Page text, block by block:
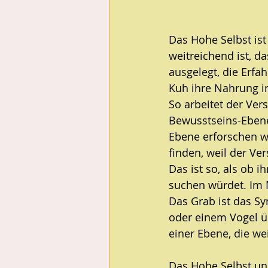
Das Hohe Selbst
weitreichend ist,
ausgelegt, die
Kuh ihre Nahrung
So arbeitet der
Bewusstseins-
Ebene erforschen
finden, weil der
Das ist so, als ob
suchen würdet. Im
Das Grab ist das
oder einem Vogel
einer Ebene, die